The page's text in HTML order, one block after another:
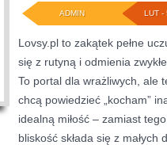
LUT -
ADMIN
Lovsy.pl to zakątek pełne
się z rutyną i odmienia
To portal dla wrażliwych, ale
chcą powiedzieć „kocham”
idealną miłość – zamiast
bliskość składa się z małych